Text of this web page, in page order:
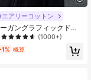
エアリーコットン
ガングラフィックドロ
ーTシャツ Keep Smilin
ATTITUDE See For Good
オーバーサイズ
(1000+)
概算